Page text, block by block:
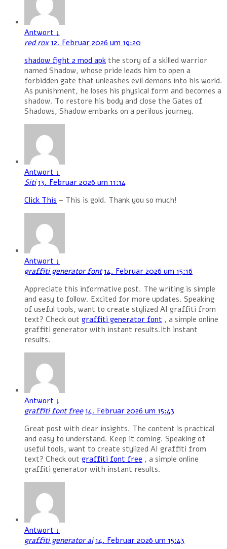
Antwort ↓
red rox 12. Februar 2026 um 19:20
shadow fight 2 mod apk the story of a skilled warrior
named Shadow, whose pride leads him to open a
forbidden gate that unleashes evil demons into his world.
As punishment, he loses his physical form and becomes a
shadow. To restore his body and close the Gates of
Shadows, Shadow embarks on a perilous journey.
Antwort ↓
Siti 13. Februar 2026 um 11:14
Click This – This is gold. Thank you so much!
Antwort ↓
graffiti generator font 14. Februar 2026 um 15:16
Appreciate this informative post. The writing is simple
and easy to follow. Excited for more updates. Speaking
of useful tools, want to create stylized AI graffiti from
text? Check out graffiti generator font , a simple online
graffiti generator with instant results.ith instant
results.
Antwort ↓
graffiti font free 14. Februar 2026 um 15:43
Great post with clear insights. The content is practical
and easy to understand. Keep it coming. Speaking of
useful tools, want to create stylized AI graffiti from
text? Check out graffiti font free , a simple online
graffiti generator with instant results.
Antwort ↓
graffiti generator ai 14. Februar 2026 um 15:43